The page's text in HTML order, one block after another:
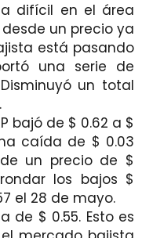
difícil en el área
un precio ya
está pasando
una serie de
un total
bajó de $ 0.62 a $
caída de $ 0.03
un precio de $
los bajos $
el 28 de mayo.
de $ 0.55. Esto es